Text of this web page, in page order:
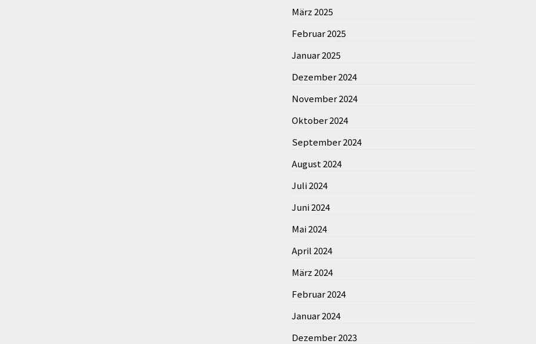
März 2025
Februar 2025
Januar 2025
Dezember 2024
November 2024
Oktober 2024
September 2024
August 2024
Juli 2024
Juni 2024
Mai 2024
April 2024
März 2024
Februar 2024
Januar 2024
Dezember 2023